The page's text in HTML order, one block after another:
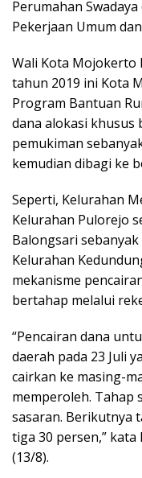
Perumahan
Pekerjaan Umum
Wali Kota Mojokerto
tahun 2019 ini Kota
Program Bantuan
dana alokasi khusus
pemukiman
kemudian dibagi ke
Seperti, Kelurahan
Kelurahan Pulorejo
Balongsari
Kelurahan
mekanisme
bertahap melalui
“Pencairan dana
daerah pada 23 Juli
cairkan ke masing-
memperoleh. Tahap
sasaran. Berikutnya
tiga 30 persen,”
(13/8).